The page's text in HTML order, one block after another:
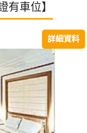
車位】
詳細資料